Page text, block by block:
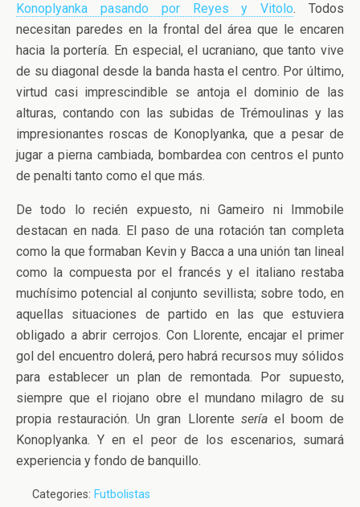
Konoplyanka pasando por Reyes y Vitolo. Todos
necesitan paredes en la frontal del área que le encaren
hacia la portería. En especial, el ucraniano, que tanto vive
de su diagonal desde la banda hasta el centro. Por último,
virtud casi imprescindible se antoja el dominio de las
alturas, contando con las subidas de Trémoulinas y las
impresionantes roscas de Konoplyanka, que a pesar de
jugar a pierna cambiada, bombardea con centros el punto
de penalti tanto como el que más.
De todo lo recién expuesto, ni Gameiro ni Immobile
destacan en nada. El paso de una rotación tan completa
como la que formaban Kevin y Bacca a una unión tan lineal
como la compuesta por el francés y el italiano restaba
muchísimo potencial al conjunto sevillista; sobre todo, en
aquellas situaciones de partido en las que estuviera
obligado a abrir cerrojos. Con Llorente, encajar el primer
gol del encuentro dolerá, pero habrá recursos muy sólidos
para establecer un plan de remontada. Por supuesto,
siempre que el riojano obre el mundano milagro de su
propia restauración. Un gran Llorente seríael boom de
Konoplyanka. Y en el peor de los escenarios, sumará
experiencia y fondo de banquillo.
Categories: Futbolistas